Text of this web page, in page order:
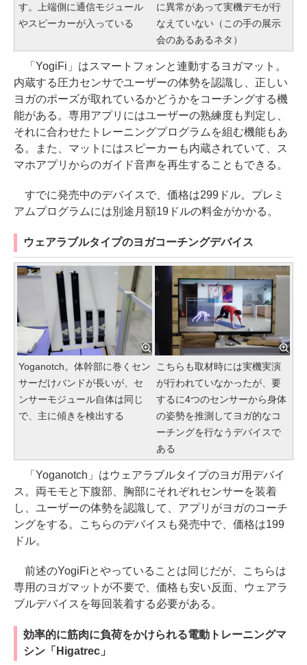
す。上端側に通信モジュール
やスピーカーが入っている
に異常があって実機デモが行
なえていない（この手の展示
会のあるあるネタ）
「YogiFi」はスマートフォンと連動するヨガマット。
内蔵する圧力センサでユーザーの体勢を認識し、正しい
ヨガのポーズが取れているかどうかをコーチングする機
能がある。専用アプリにはユーザーの熟練度も判定し、
それに合わせたトレーニングプログラムを組む機能もあ
る。また、マットにはスピーカーも内蔵されていて、ス
マホアプリからのガイド音声を再生することもできる。
すでに発売中のデバイスで、価格は299ドル。プレミ
アムプログラムには別途月額19ドルの料金がかかる。
ウェアラブルタイプのヨガコーチングデバイス
Yoganotch。体幹部に巻くセン
サーだけバンドが長いが、セ
ンサーモジュール自体は同じ
で、主に傾きを検出する
こちらも取材時には実機実演
が行われていなかったが、要
するに4つのセンサーから身体
の姿勢を推測してヨガ的なコ
ーチングを行なうデバイスで
ある
「Yoganotch」はウェアラブルタイプのヨガ用デバイ
ス。両モモと下腹部、胸部にそれぞれセンサーを装着
し、ユーザーの体勢を認識して、アプリがヨガのコーチ
ングをする。こちらのデバイスも発売中で、価格は199
ドル。
前述のYogiFiとやっていることは同じだが、こちらは
専用のヨガマットが不要で、価格も安い反面、ウェアラ
ブルデバイスを毎回装着する必要がある。
効率的に筋肉に負荷をかけられる電動トレーニングマ
シン「Higatrec」